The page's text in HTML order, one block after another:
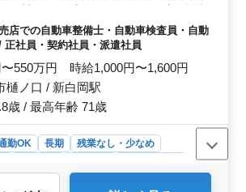
っており、安定した雇用環境が提供さ
に、有給休暇や年間休日111日など、仕
の両立がしやすい働き方が可能です。
配慮した福利厚生が整っています。
け・補修 トラブルシューティング時の整備
業務全般 カーナビ・ETCの設置 等 ＊ポイン
ト＊ 車通勤可能 シニア世代歓迎 50代女性活
致します！ 皆様のご応募お待ちしておりま
す！
店での自動車整備士・自動車検査員・自動
正社員・契約社員・派遣社員
〜550万円 時給1,000円〜1,600円
樋ノ口 / 新白岡駅
歳 / 最高年齢 71歳
勤OK 長期
残業なし・少なめ
ト